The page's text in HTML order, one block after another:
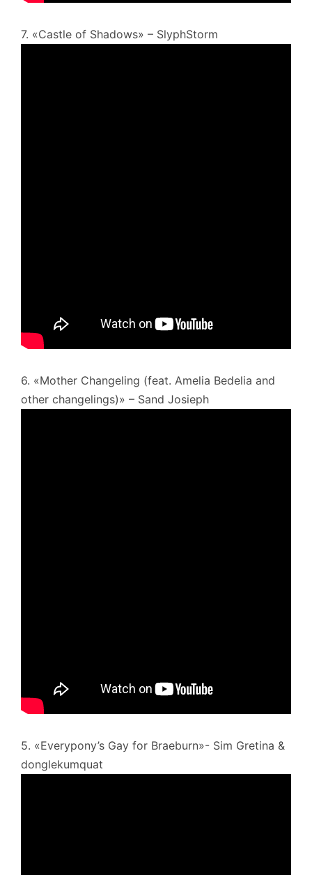
7. «Castle of Shadows» – SlyphStorm
6. «Mother Changeling (feat. Amelia Bedelia and
other changelings)» – Sand Josieph
5. «Everypony’s Gay for Braeburn»- Sim Gretina &
donglekumquat